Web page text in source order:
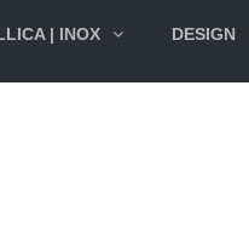
| INOX DESIGN